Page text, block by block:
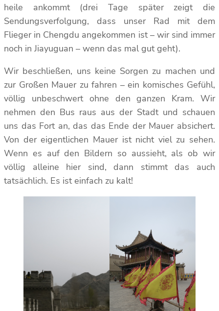
heile ankommt (drei Tage später zeigt die
Sendungsverfolgung, dass unser Rad mit dem
Flieger in Chengdu angekommen ist – wir sind immer
noch in Jiayuguan – wenn das mal gut geht).
Wir beschließen, uns keine Sorgen zu machen und
zur Großen Mauer zu fahren – ein komisches Gefühl,
völlig unbeschwert ohne den ganzen Kram. Wir
nehmen den Bus raus aus der Stadt und schauen
uns das Fort an, das das Ende der Mauer absichert.
Von der eigentlichen Mauer ist nicht viel zu sehen.
Wenn es auf den Bildern so aussieht, als ob wir
völlig alleine hier sind, dann stimmt das auch
tatsächlich. Es ist einfach zu kalt!